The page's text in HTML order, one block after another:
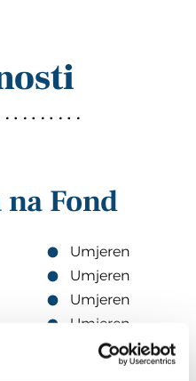
Fond
Umjeren
Umjeren
Umjeren
Umjeren
Nizak
Umjeren